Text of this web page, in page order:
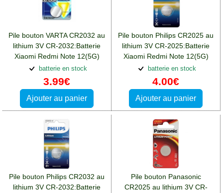
Pile bouton VARTA CR2032 au
lithium 3V CR-2032:Batterie
Xiaomi Redmi Note 12(5G)
batterie en stock
3.99€
Ajouter au panier
Pile bouton Philips CR2025 au
lithium 3V CR-2025:Batterie
Xiaomi Redmi Note 12(5G)
batterie en stock
4.00€
Ajouter au panier
Pile bouton Philips CR2032 au
lithium 3V CR-2032:Batterie
Pile bouton Panasonic
CR2025 au lithium 3V CR-